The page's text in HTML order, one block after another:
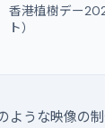
香港植樹デー
ト）
ような映像の